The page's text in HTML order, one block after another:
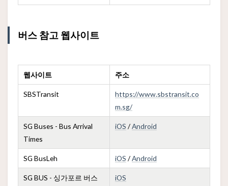
버스 참고 웹사이트
웹사이트 주소
SBSTransit
https://www.sbstransit.co
m.sg/
SG Buses - Bus Arrival
Times
iOS /Android
SG BusLeh iOS /Android
SG BUS - 싱가포르 버스 iOS